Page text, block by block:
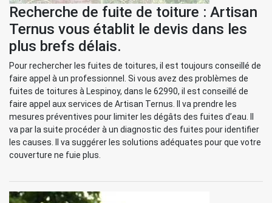
Recherche de fuite de toiture : Artisan
Ternus vous établit le devis dans les
plus brefs délais.
Pour rechercher les fuites de toitures, il est toujours conseillé de
faire appel à un professionnel. Si vous avez des problèmes de
fuites de toitures à Lespinoy, dans le 62990, il est conseillé de
faire appel aux services de Artisan Ternus. Il va prendre les
mesures préventives pour limiter les dégâts des fuites d’eau. Il
va par la suite procéder à un diagnostic des fuites pour identifier
les causes. Il va suggérer les solutions adéquates pour que votre
couverture ne fuie plus.